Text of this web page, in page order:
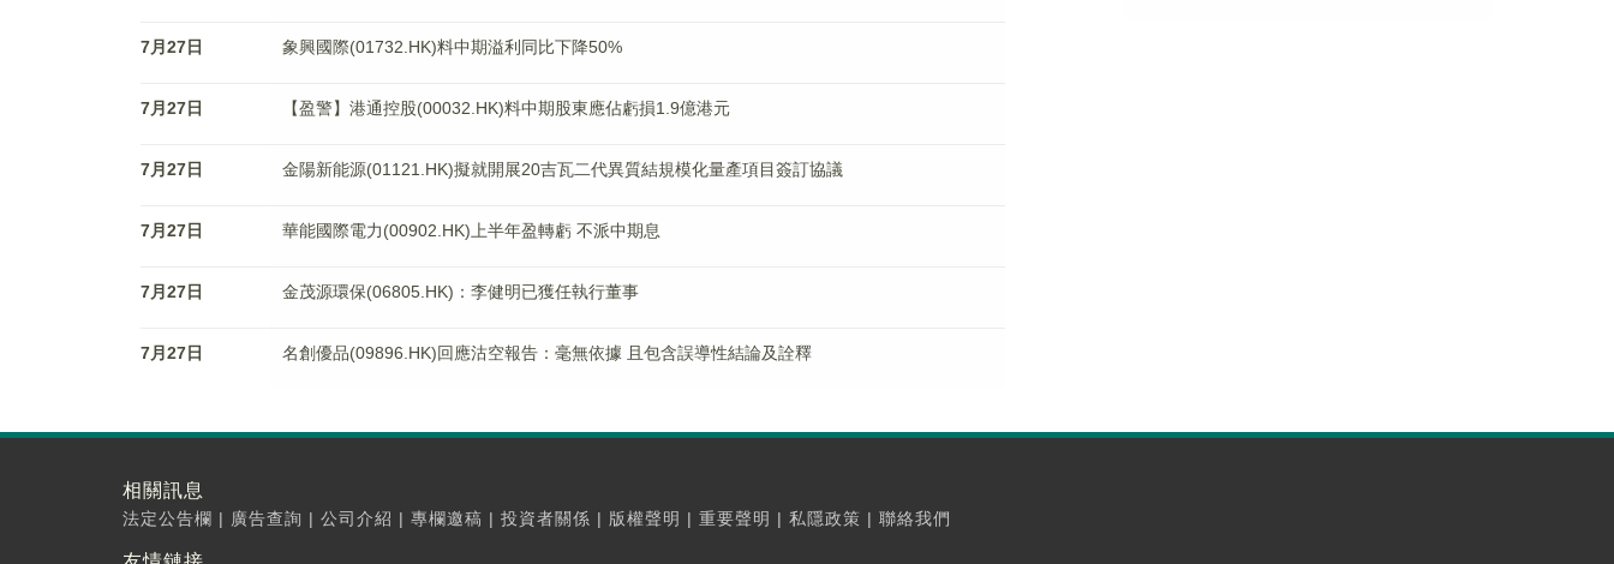
7月27日 象興國際(01732.HK)料中期溢利同比下降50%
7月27日 【盈警】港通控股(00032.HK)料中期股東應佔虧損1.9億港元
7月27日 金陽新能源(01121.HK)擬就開展20吉瓦二代異質結規模化量產項目簽訂協議
7月27日 華能國際電力(00902.HK)上半年盈轉虧 不派中期息
7月27日 金茂源環保(06805.HK)：李健明已獲任執行董事
7月27日 名創優品(09896.HK)回應沽空報告：毫無依據 且包含誤導性結論及詮釋
相關訊息
法定公告欄 | 廣告查詢 | 公司介紹 | 專欄邀稿 | 投資者關係 | 版權聲明 | 重要聲明 | 私隱政策 | 聯絡我們